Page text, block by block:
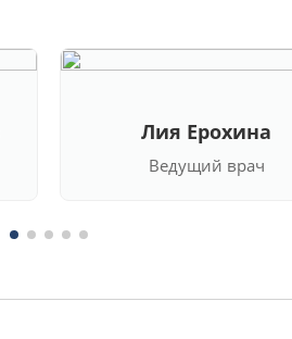
Лия Ерохина
Ведущий врач